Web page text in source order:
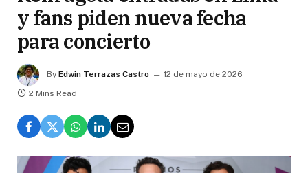
y fans piden nueva fecha
para concierto
By Edwin Terrazas Castro
12 de mayo de 2026
2 Mins Read